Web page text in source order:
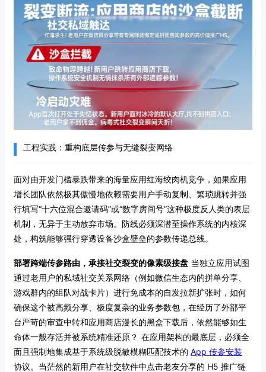
工程实践：重构底层传参与无缝裂变网络
面对由开发门槛暴跌带来的海量应用红海绞肉机竞争，如果应用
增长团队依然极其傲慢地依赖需要用户手动复制、繁琐跳转并强
行填写“十六位混合邀请码”或“数字房间号”这种极度反人类的表层
机制，无异于主动放弃市场。防线必须深潜至操作系统的内核深
处，构筑能够强行穿透设备沙盒壁垒的参数传递总线。
部署跨端传参路由，承接社交裂变的像素级接盘 当独立应用试图
通过老用户的私域社交关系网络（例如微信生态内的拼单分享、
游戏群内的组队对战卡片）进行免成本的自发拉新扩张时，如何
确保这个被高频分享、极度复杂的业务参数包，在经历了外部平
台严苛的审查中转和应用商店漫长的黑盒下载后，依然能够如生
命体一般存活并被系统精准还原？ 在应用架构的最底层，必须全
面且强制地集成基于系统级脱敏模糊匹配技术的 App 传参安装
协议。当茫然的新用户在社交软件中点击老友分享的 H5 推广链